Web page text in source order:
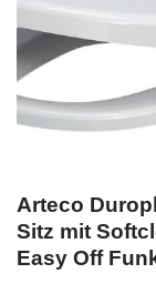
Arteco
Sitz mit
Easy Off